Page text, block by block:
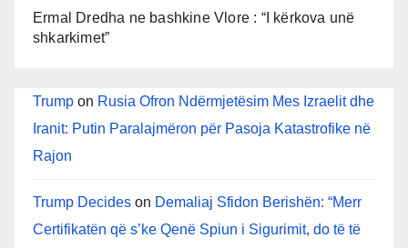
Ermal Dredha ne bashkine Vlore : “I kërkova unë
shkarkimet”
Trump on Rusia Ofron Ndërmjetësim Mes Izraelit dhe
Iranit: Putin Paralajmëron për Pasoja Katastrofike në
Rajon
Trump Decides on Demaliaj Sfidon Berishën: “Merr
Certifikatën që s’ke Qenë Spiun i Sigurimit, do të të